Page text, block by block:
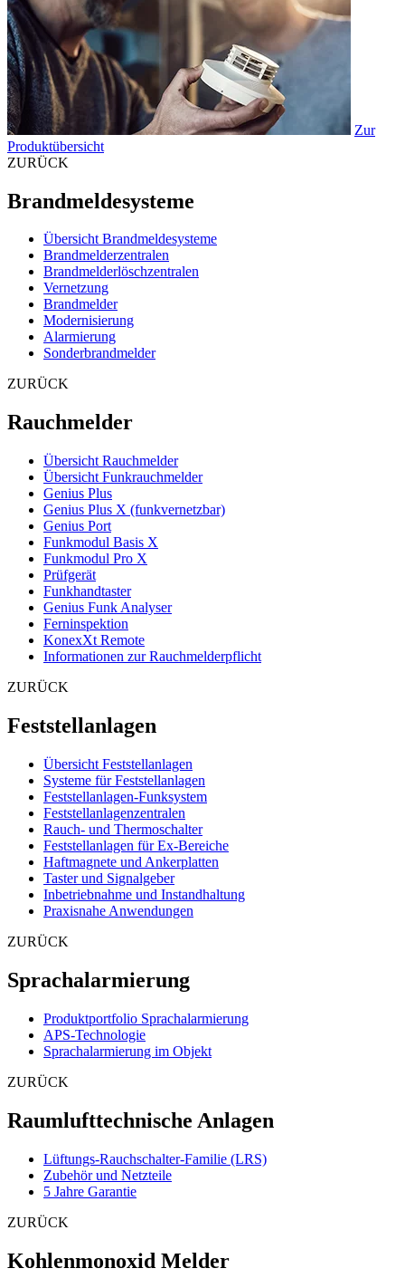
Zur
Produktübersicht
ZURÜCK
Brandmeldesysteme
Übersicht Brandmeldesysteme
Brandmelderzentralen
Brandmelderlöschzentralen
Vernetzung
Brandmelder
Modernisierung
Alarmierung
Sonderbrandmelder
ZURÜCK
Rauchmelder
Übersicht Rauchmelder
Übersicht Funkrauchmelder
Genius Plus
Genius Plus X (funkvernetzbar)
Genius Port
Funkmodul Basis X
Funkmodul Pro X
Prüfgerät
Funkhandtaster
Genius Funk Analyser
Ferninspektion
KonexXt Remote
Informationen zur Rauchmelderpflicht
ZURÜCK
Feststellanlagen
Übersicht Feststellanlagen
Systeme für Feststellanlagen
Feststellanlagen-Funksystem
Feststellanlagenzentralen
Rauch- und Thermoschalter
Feststellanlagen für Ex-Bereiche
Haftmagnete und Ankerplatten
Taster und Signalgeber
Inbetriebnahme und Instandhaltung
Praxisnahe Anwendungen
ZURÜCK
Sprachalarmierung
Produktportfolio Sprachalarmierung
APS-Technologie
Sprachalarmierung im Objekt
ZURÜCK
Raumlufttechnische Anlagen
Lüftungs-Rauchschalter-Familie (LRS)
Zubehör und Netzteile
5 Jahre Garantie
ZURÜCK
Kohlenmonoxid Melder